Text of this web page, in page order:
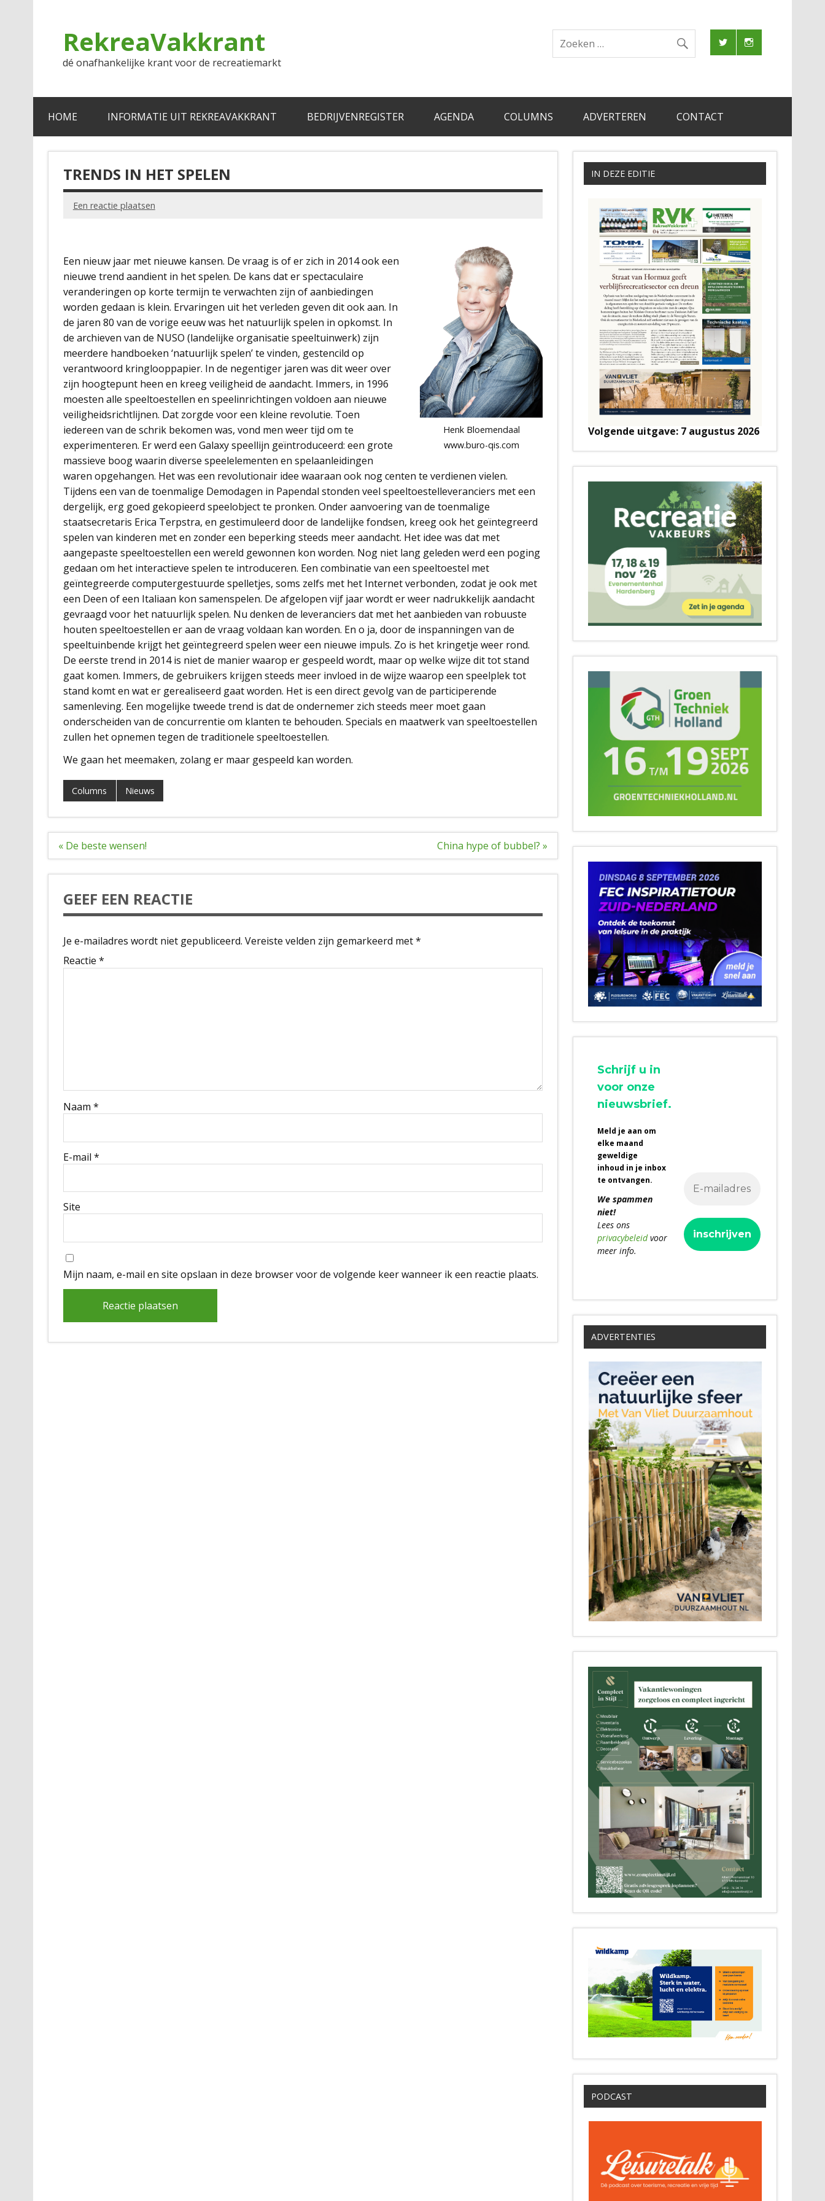
RekreaVakkrant
dé onafhankelijke krant voor de recreatiemarkt
HOME INFORMATIE UIT REKREAVAKKRANT BEDRIJVENREGISTER AGENDA COLUMNS ADVERTEREN CONTACT
TRENDS IN HET SPELEN
Een reactie plaatsen
Henk Bloemendaal
www.buro-qis.com
Een nieuw jaar met nieuwe kansen. De vraag is of er zich in 2014 ook een
nieuwe trend aandient in het spelen. De kans dat er spectaculaire
veranderingen op korte termijn te verwachten zijn of aanbiedingen
worden gedaan is klein. Ervaringen uit het verleden geven dit ook aan. In
de jaren 80 van de vorige eeuw was het natuurlijk spelen in opkomst. In
de archieven van de NUSO (landelijke organisatie speeltuinwerk) zijn
meerdere handboeken ‘natuurlijk spelen’ te vinden, gestencild op
verantwoord kringlooppapier. In de negentiger jaren was dit weer over
zijn hoogtepunt heen en kreeg veiligheid de aandacht. Immers, in 1996
moesten alle speeltoestellen en speelinrichtingen voldoen aan nieuwe
veiligheidsrichtlijnen. Dat zorgde voor een kleine revolutie. Toen
iedereen van de schrik bekomen was, vond men weer tijd om te
experimenteren. Er werd een Galaxy speellijn geïntroduceerd: een grote
massieve boog waarin diverse speelelementen en spelaanleidingen
waren opgehangen. Het was een revolutionair idee waaraan ook nog centen te verdienen vielen.
Tijdens een van de toenmalige Demodagen in Papendal stonden veel speeltoestelleveranciers met een
dergelijk, erg goed gekopieerd speelobject te pronken. Onder aanvoering van de toenmalige
staatsecretaris Erica Terpstra, en gestimuleerd door de landelijke fondsen, kreeg ook het geïntegreerd
spelen van kinderen met en zonder een beperking steeds meer aandacht. Het idee was dat met
aangepaste speeltoestellen een wereld gewonnen kon worden. Nog niet lang geleden werd een poging
gedaan om het interactieve spelen te introduceren. Een combinatie van een speeltoestel met
geïntegreerde computergestuurde spelletjes, soms zelfs met het Internet verbonden, zodat je ook met
een Deen of een Italiaan kon samenspelen. De afgelopen vijf jaar wordt er weer nadrukkelijk aandacht
gevraagd voor het natuurlijk spelen. Nu denken de leveranciers dat met het aanbieden van robuuste
houten speeltoestellen er aan de vraag voldaan kan worden. En o ja, door de inspanningen van de
speeltuinbende krijgt het geïntegreerd spelen weer een nieuwe impuls. Zo is het kringetje weer rond.
De eerste trend in 2014 is niet de manier waarop er gespeeld wordt, maar op welke wijze dit tot stand
gaat komen. Immers, de gebruikers krijgen steeds meer invloed in de wijze waarop een speelplek tot
stand komt en wat er gerealiseerd gaat worden. Het is een direct gevolg van de participerende
samenleving. Een mogelijke tweede trend is dat de ondernemer zich steeds meer moet gaan
onderscheiden van de concurrentie om klanten te behouden. Specials en maatwerk van speeltoestellen
zullen het opnemen tegen de traditionele speeltoestellen.
We gaan het meemaken, zolang er maar gespeeld kan worden.
Columns Nieuws
Bericht
« De beste wensen! China hype of bubbel? »
GEEF EEN REACTIE
Je e-mailadres wordt niet gepubliceerd. Vereiste velden zijn gemarkeerd met*
Reactie *
Naam *
E-mail *
Site
Mijn naam, e-mail en site opslaan in deze browser voor de volgende keer wanneer ik een reactie plaats.
Alternative:
IN DEZE EDITIE
Volgende uitgave: 7 augustus 2026
Schrijf u in
voor onze
nieuwsbrief.
Meld je aan om
elke maand
geweldige
inhoud in je inbox
te ontvangen.
We spammen
niet!
Lees ons
privacybeleidvoor
meer info.
ADVERTENTIES
PODCAST